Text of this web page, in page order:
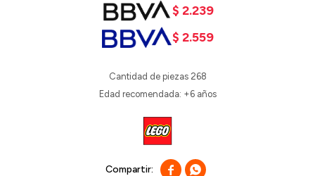
$ 2.239
$ 2.559
Cantidad de piezas 268
Edad recomendada: +6 años
 